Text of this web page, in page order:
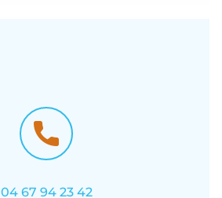
04 67 94 23 42